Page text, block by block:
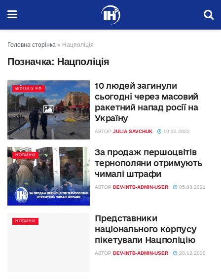
Головна сторінка » Нацполіція
Позначка: Нацполіція
ВІЙНА З РФ
10 людей загинули
сьогодні через масовий
ракетний напад росії на
Україну
АВТОР JULIA SAVCHUK 10.10.2022
НОВИНИ
За продаж першоцвітів
тернополяни отримують
чималі штрафи
АВТОР DEV-INTB-ADMIN-USER 05.03.2021
НОВИНИ
Представники
національного корпусу
пікетували Нацполіцію
АВТОР DEV-INTB-ADMIN-USER 28.12.2020